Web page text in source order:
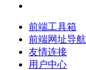
前端工具箱
前端网址导航
友情连接
用户中心